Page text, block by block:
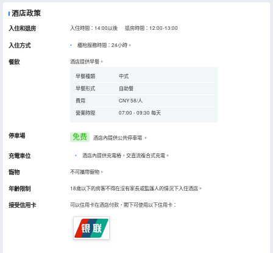
酒店政策
入住和退房 入住時間：14:00以後 退房時間：12:00-13:00
入住方式 櫃枱服務時間：24小時。
餐飲 酒店提供早餐。
早餐種類
中式
早餐形式
自助餐
費用
CNY 58/人
營業時間
07:00 - 09:30 每天
停車場 免费 酒店內提供公共停車場 。
充電車位 • 酒店內提供充電樁，交直流複合式充電。
寵物 不可攜帶寵物。
年齡限制 18歲以下的房客不得在沒有家長或監護人的情況下入住酒店。
接受信用卡 可以信用卡在酒店付款，閣下可使用以下信用卡：